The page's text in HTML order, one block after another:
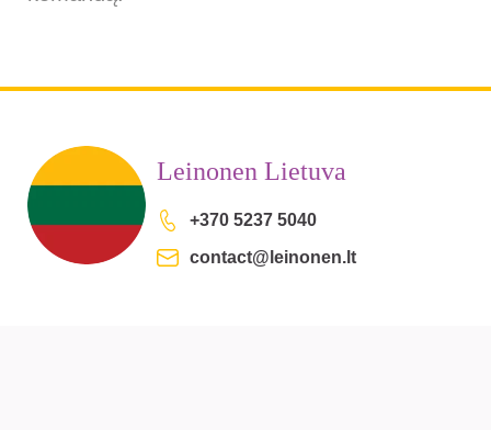
Leinonen Lietuva
+370 5237 5040
contact@leinonen.lt